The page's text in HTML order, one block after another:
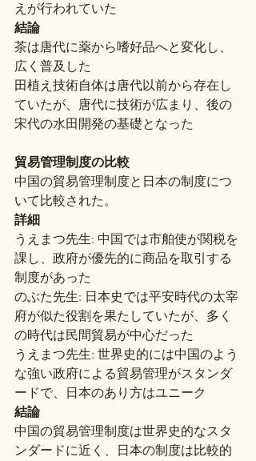
えが行われていた
結論
茶は唐代に薬から嗜好品へと変化し、
広く普及した
田植え技術自体は唐代以前から存在し
ていたが、唐代に技術が広まり、後の
宋代の水田開発の基礎となった
貿易管理制度の比較
中国の貿易管理制度と日本の制度につ
いて比較された。
詳細
うえまつ先生: 中国では市舶使が関税を
課し、政府が優先的に商品を取引する
制度があった
のぶた先生: 日本史では平安時代の太宰
府が似た役割を果たしていたが、多く
の時代は民間貿易が中心だった
うえまつ先生: 世界史的には中国のよう
な強い政府による貿易管理がスタンダ
ードで、日本のあり方はユニーク
結論
中国の貿易管理制度は世界史的なスタ
ンダードに近く、日本の制度は比較的